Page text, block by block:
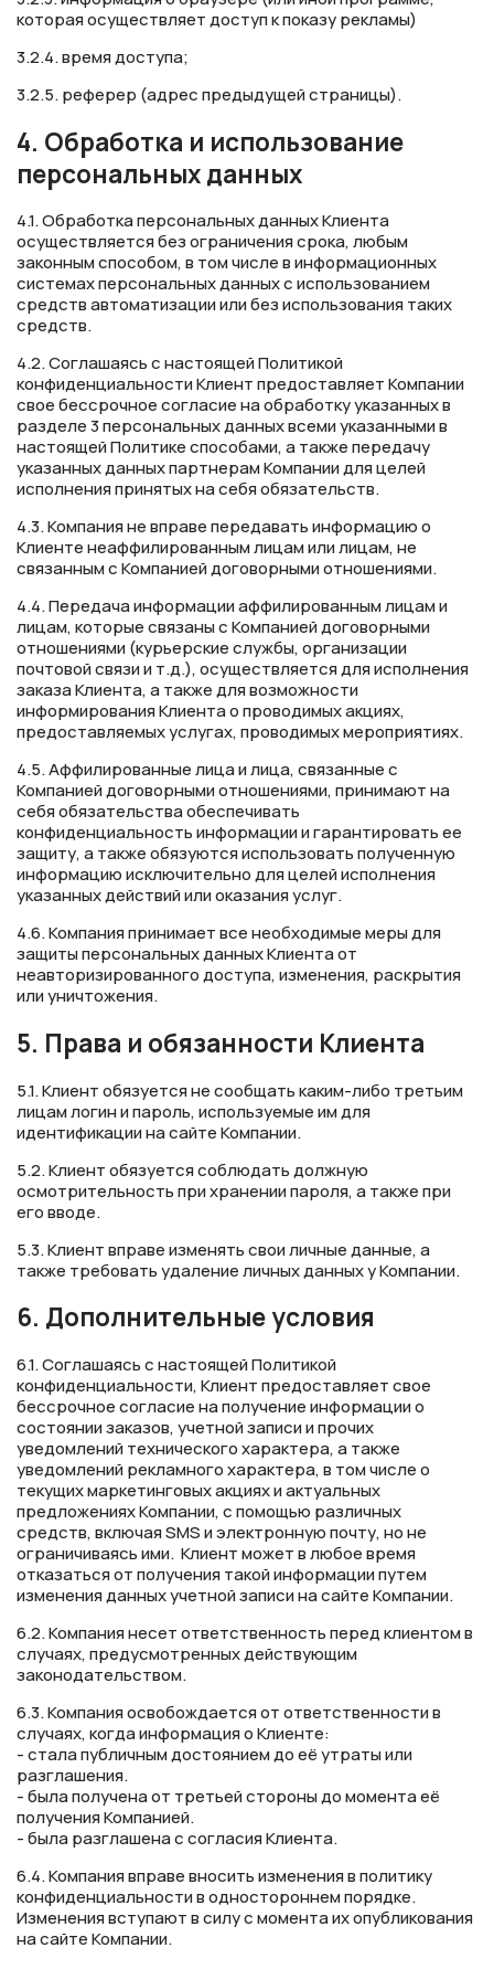
которая осуществляет доступ к показу рекламы)
3.2.4. время доступа;
3.2.5. реферер (адрес предыдущей страницы).
4. Обработка и использование
персональных данных
4.1. Обработка персональных данных Клиента
осуществляется без ограничения срока, любым
законным способом, в том числе в информационных
системах персональных данных с использованием
средств автоматизации или без использования таких
средств.
4.2. Соглашаясь с настоящей Политикой
конфиденциальности Клиент предоставляет Компании
свое бессрочное согласие на обработку указанных в
разделе 3 персональных данных всеми указанными в
настоящей Политике способами, а также передачу
указанных данных партнерам Компании для целей
исполнения принятых на себя обязательств.
4.3. Компания не вправе передавать информацию о
Клиенте неаффилированным лицам или лицам, не
связанным с Компанией договорными отношениями.
4.4. Передача информации аффилированным лицам и
лицам, которые связаны с Компанией договорными
отношениями (курьерские службы, организации
почтовой связи и т.д.), осуществляется для исполнения
заказа Клиента, а также для возможности
информирования Клиента о проводимых акциях,
предоставляемых услугах, проводимых мероприятиях.
4.5. Аффилированные лица и лица, связанные с
Компанией договорными отношениями, принимают на
себя обязательства обеспечивать
конфиденциальность информации и гарантировать ее
защиту, а также обязуются использовать полученную
информацию исключительно для целей исполнения
указанных действий или оказания услуг.
4.6. Компания принимает все необходимые меры для
защиты персональных данных Клиента от
неавторизированного доступа, изменения, раскрытия
или уничтожения.
5. Права и обязанности Клиента
5.1. Клиент обязуется не сообщать каким-либо третьим
лицам логин и пароль, используемые им для
идентификации на сайте Компании.
5.2. Клиент обязуется соблюдать должную
осмотрительность при хранении пароля, а также при
его вводе.
5.3. Клиент вправе изменять свои личные данные, а
также требовать удаление личных данных у Компании.
6. Дополнительные условия
6.1. Соглашаясь с настоящей Политикой
конфиденциальности, Клиент предоставляет свое
бессрочное согласие на получение информации о
состоянии заказов, учетной записи и прочих
уведомлений технического характера, а также
уведомлений рекламного характера, в том числе о
текущих маркетинговых акциях и актуальных
предложениях Компании, с помощью различных
средств, включая SMS и электронную почту, но не
ограничиваясь ими. Клиент может в любое время
отказаться от получения такой информации путем
изменения данных учетной записи на сайте Компании.
6.2. Компания несет ответственность перед клиентом в
случаях, предусмотренных действующим
законодательством.
6.3. Компания освобождается от ответственности в
случаях, когда информация о Клиенте:
- стала публичным достоянием до её утраты или
разглашения.
- была получена от третьей стороны до момента её
получения Компанией.
- была разглашена с согласия Клиента.
6.4. Компания вправе вносить изменения в политику
конфиденциальности в одностороннем порядке.
Изменения вступают в силу с момента их опубликования
на сайте Компании.